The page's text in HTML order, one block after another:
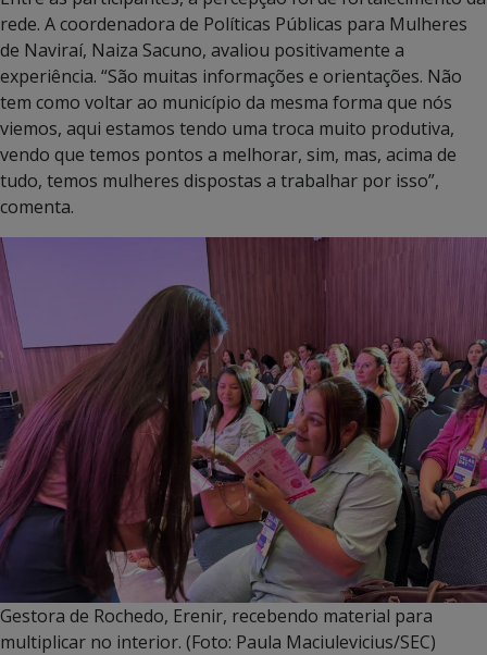
rede. A coordenadora de Políticas Públicas para Mulheres
de Naviraí, Naiza Sacuno, avaliou positivamente a
experiência. “São muitas informações e orientações. Não
tem como voltar ao município da mesma forma que nós
viemos, aqui estamos tendo uma troca muito produtiva,
vendo que temos pontos a melhorar, sim, mas, acima de
tudo, temos mulheres dispostas a trabalhar por isso”,
comenta.
Gestora de Rochedo, Erenir, recebendo material para
multiplicar no interior. (Foto: Paula Maciulevicius/SEC)